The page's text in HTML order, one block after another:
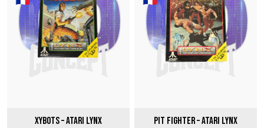
Xybots – Atari Lynx Pit Fighter – Atari Lynx